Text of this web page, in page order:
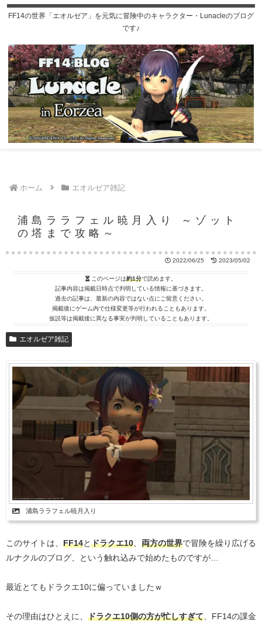
FF14の世界「エオルゼア」を元気に冒険中のキャラクター・Lunacleのブログ
です♪
ホーム エオルゼア雑記
浦島ララフェル暁月入り ～ゾット
の塔まで攻略～
2022/06/25 2023/05/02
このページは約1分で読めます。
記事内容は掲載日時点で判明している情報に基づきます。
過去の記事は、最新の内容ではない点にご留意ください。
掲載後にゲーム内で仕様変更等が行われることもあります。
仮説等は掲載後に異なる事実が判明していることもあります。
エオルゼア雑記
浦島ララフェル暁月入り
このサイトは、 FF14とドラクエ10 両方の世界で冒険を繰り広げる
ルナクルのブログ、という触れ込みで始めたものですが…
最近とてもドラクエ10に偏っていましたｗ
その理由はひとえに、 ドラクエ10側の方が忙しすぎて 、FF14の課金